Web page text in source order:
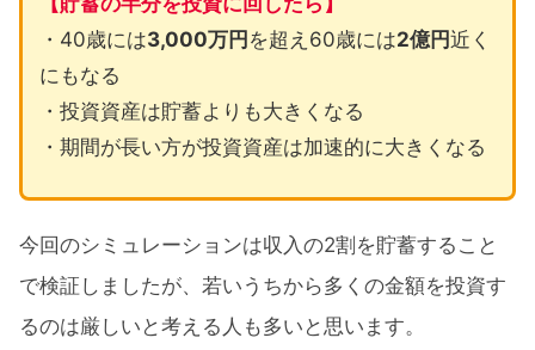
・40歳には3,000万円を超え60歳には2億円近く
にもなる
・投資資産は貯蓄よりも大きくなる
・期間が長い方が投資資産は加速的に大きくなる
今回のシミュレーションは収入の2割を貯蓄すること
で検証しましたが、若いうちから多くの金額を投資す
るのは厳しいと考える人も多いと思います。